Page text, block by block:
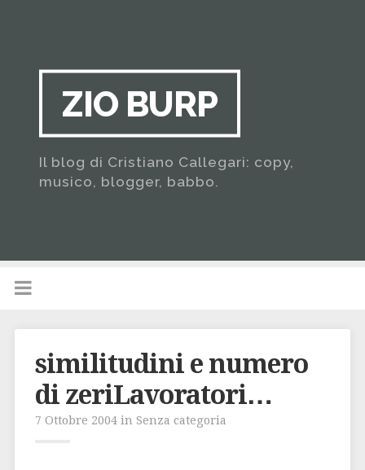
ZIO BURP
Il blog di Cristiano Callegari: copy,
musico, blogger, babbo.
similitudini e numero
di zeriLavoratori…
7 Ottobre 2004 in Senza categoria